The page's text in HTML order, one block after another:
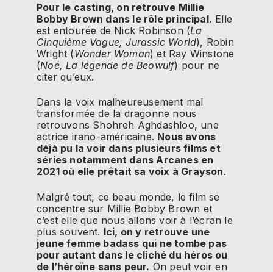
Pour le casting, on retrouve Millie
Bobby Brown dans le rôle principal. Elle
est entourée de Nick Robinson (La
Cinquième Vague, Jurassic World), Robin
Wright (Wonder Woman) et Ray Winstone
(Noé, La légende de Beowulf) pour ne
citer qu’eux.
Dans la voix malheureusement mal
transformée de la dragonne nous
retrouvons Shohreh Aghdashloo, une
actrice irano-américaine. Nous avons
déjà pu la voir dans plusieurs films et
séries notamment dans Arcanes en
2021 où elle prêtait sa voix à Grayson.
Malgré tout, ce beau monde, le film se
concentre sur Millie Bobby Brown et
c’est elle que nous allons voir à l’écran le
plus souvent. Ici, on y retrouve une
jeune femme badass qui ne tombe pas
pour autant dans le cliché du héros ou
de l’héroïne sans peur. On peut voir en